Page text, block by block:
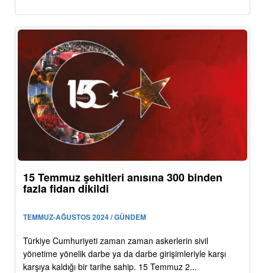
15 Temmuz şehitleri anısına 300 binden
fazla fidan dikildi
TEMMUZ-AĞUSTOS 2024 / GÜNDEM
Türkiye Cumhuriyeti zaman zaman askerlerin sivil
yönetime yönelik darbe ya da darbe girişimleriyle karşı
karşıya kaldığı bir tarihe sahip. 15 Temmuz 2...